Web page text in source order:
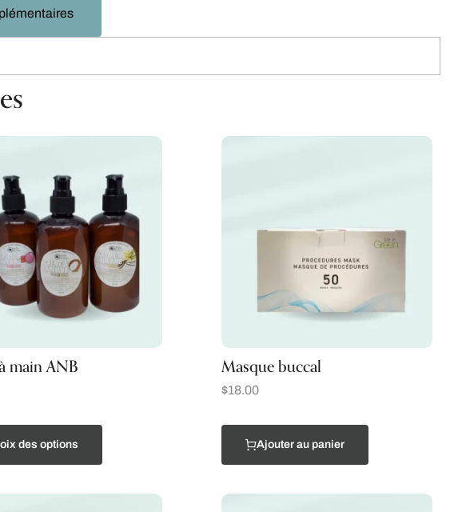
main ANB
des options
Masque buccal
$18.00
Ajouter au panier